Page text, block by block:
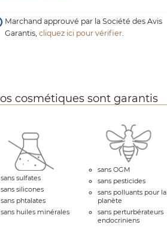
Marchand approuvé par la Société des Avis
Garantis,cliquez ici pour vérifier.
cosmétiques sont garantis
sans sulfates
sans silicones
sans phtalates
sans huiles minérales
sans OGM
sans pesticides
sans polluants pour la
planète
sans perturbérateurs
endocriniens